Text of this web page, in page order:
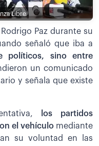
Libre
Paz durante su
señaló que iba a
políticos, sino entre
un comunicado
y señala que existe
los partidos
el vehículo mediante
su voluntad en las